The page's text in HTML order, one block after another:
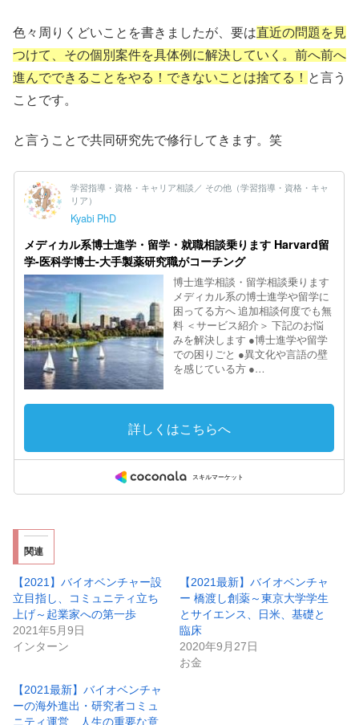
色々周りくどいことを書きましたが、要は直近の問題を見
つけて、その個別案件を具体例に解決していく。前へ前へ
進んでできることをやる！できないことは捨てる！ と言う
ことです。
と言うことで共同研究先で修行してきます。笑
関連
【2021】バイオベンチャー設
立目指し、コミュニティ立ち
上げ～起業家への第一歩
2021年5月9日
インターン
【2021最新】バイオベンチャ
ー 橋渡し創薬～東京大学学生
とサイエンス、日米、基礎と
臨床
2020年9月27日
お金
【2021最新】バイオベンチャ
ーの海外進出・研究者コミュ
ニティ運営 人生の重要な意